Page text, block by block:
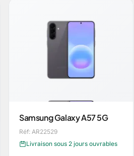
Samsung Galaxy A57 5G
Réf: AR22529
Livraison sous 2 jours ouvrables